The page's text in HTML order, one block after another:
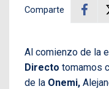
Comparte
Al comienzo de la
Directo tomamos
de la Onemi,